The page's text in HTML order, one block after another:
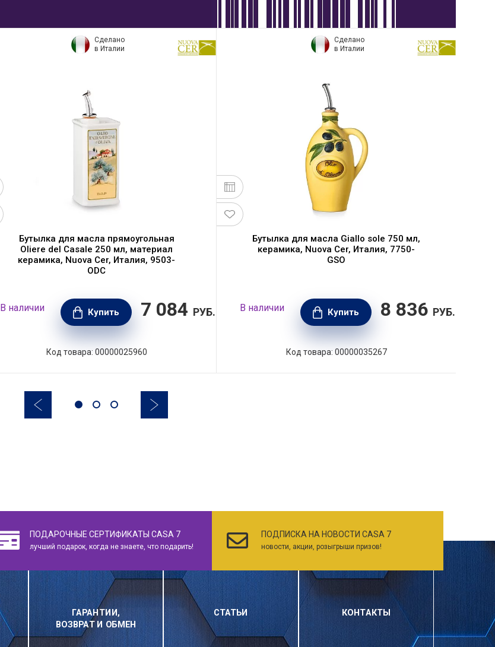
Сделано
в Италии
Бутылка для масла прямоугольная
Oliere del Casale 250 мл, материал
керамика, Nuova Cer, Италия, 9503-
ODC
В наличии Купить 7 084 РУБ.
Код товара: 00000025960
Сделано
в Италии
Бутылка для масла Giallo sole 750 мл,
керамика, Nuova Cer, Италия, 7750-
GSO
В наличии Купить 8 836 РУБ.
Код товара: 00000035267
ПОДАРОЧНЫЕ СЕРТИФИКАТЫ CASA 7
лучший подарок, когда не знаете, что подарить!
ПОДПИСКА НА НОВОСТИ CASA 7
новости, акции, розыгрыши призов!
ГАРАНТИИ,
ВОЗВРАТ И ОБМЕН
СТАТЬИ КОНТАКТЫ